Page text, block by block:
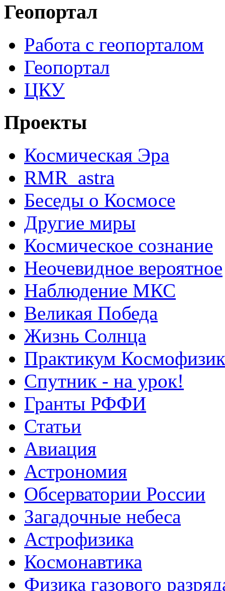
Геопортал
Работа с геопорталом
Геопортал
ЦКУ
Проекты
Космическая Эра
RMR_astra
Беседы о Космосе
Другие миры
Космическое сознание
Неочевидное вероятное
Наблюдение МКС
Великая Победа
Жизнь Солнца
Практикум
Спутник - на урок!
Гранты РФФИ
Статьи
Авиация
Астрономия
Обсерватории России
Загадочные небеса
Астрофизика
Космонавтика
Физика газового